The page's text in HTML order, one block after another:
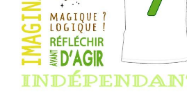
EXPLORER LA
70.000